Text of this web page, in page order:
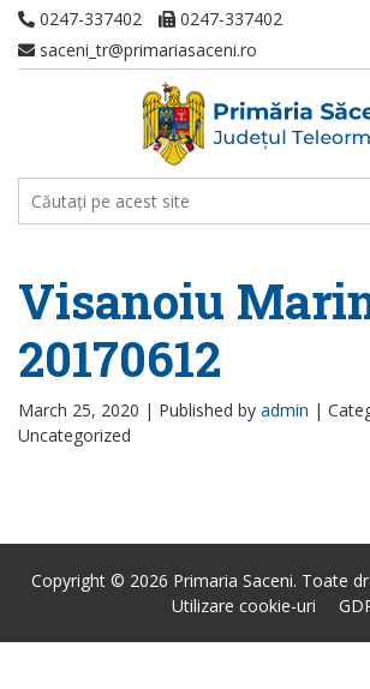
0247-337402
0247-337402
saceni_tr@primariasaceni.ro
Visanoiu
20170612
March 25, 2020 | Published by admin |
Uncategorized
Copyright © 2026 Primaria Saceni. Toate
Utilizare cookie-uri